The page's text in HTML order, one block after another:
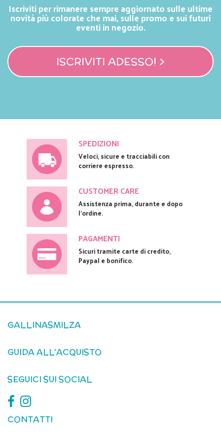
Iscriviti per rimanere sempre aggiornato sulle ultime
novità più colorate che mai, sulle promo e sui futuri
eventi in negozio.
ISCRIVITI ADESSO! >
SPEDIZIONI
Veloci, sicure e tracciabili con
corriere espresso.
CUSTOMER CARE
Assistenza prima, durante e dopo
l'ordine.
PAGAMENTI
Sicuri tramite carte di credito,
Paypal e bonifico.
GALLINASMILZA
GUIDA ALL'ACQUISTO
SEGUICI SUI SOCIAL
CONTATTI